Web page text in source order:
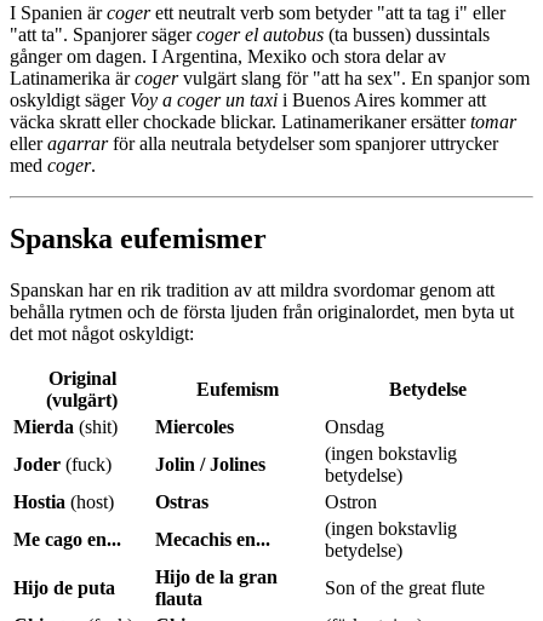
I Spanien ärcogerett neutralt verb som betyder "att ta tag i" eller
"att ta". Spanjorer sägercoger el autobus (ta bussen) dussintals
gånger om dagen. I Argentina, Mexiko och stora delar av
Latinamerika ärcogervulgärt slang för "att ha sex". En spanjor som
oskyldigt säger Voy a coger un taxi i Buenos Aires kommer att
väcka skratt eller chockade blickar. Latinamerikaner ersättertomar
elleragarrarför alla neutrala betydelser som spanjorer uttrycker
med coger.
Spanska eufemismer
Spanskan har en rik tradition av att mildra svordomar genom att
behålla rytmen och de första ljuden från originalordet, men byta ut
det mot något oskyldigt:
Original
(vulgärt)
Eufemism
Betydelse
Mierda (shit) Miercoles
Onsdag
Joder (fuck) Jolin / Jolines
(ingen bokstavlig
betydelse)
Hostia (host) Ostras
Ostron
Me cago en...
Mecachis en...
(ingen bokstavlig
betydelse)
Hijo de puta
Hijo de la gran
flauta
Son of the great flute